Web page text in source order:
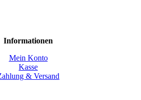
Informationen
Mein Konto
Kasse
& Versand